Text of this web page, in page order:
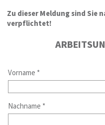
Zu dieser Meldung sind Sie
verpflichtet!
Vorname *
Nachname *